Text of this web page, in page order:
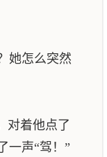
怎么突然
着他点了
一声“驾！”